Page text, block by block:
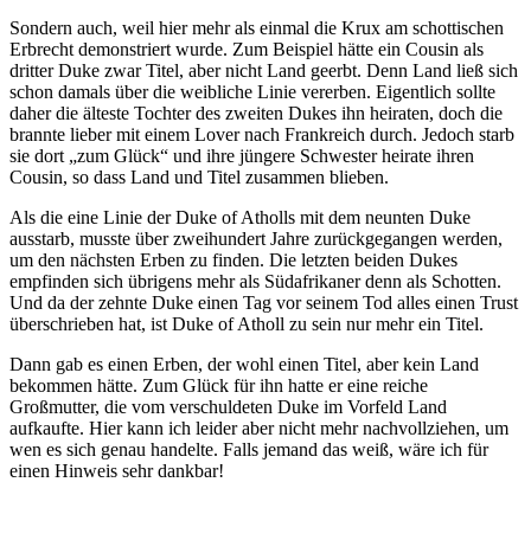
Sondern auch, weil hier mehr als einmal die Krux am schottischen
Erbrecht demonstriert wurde. Zum Beispiel hätte ein Cousin als
dritter Duke zwar Titel, aber nicht Land geerbt. Denn Land ließ sich
schon damals über die weibliche Linie vererben. Eigentlich sollte
daher die älteste Tochter des zweiten Dukes ihn heiraten, doch die
brannte lieber mit einem Lover nach Frankreich durch. Jedoch starb
sie dort „zum Glück“ und ihre jüngere Schwester heirate ihren
Cousin, so dass Land und Titel zusammen blieben.
Als die eine Linie der Duke of Atholls mit dem neunten Duke
ausstarb, musste über zweihundert Jahre zurückgegangen werden,
um den nächsten Erben zu finden. Die letzten beiden Dukes
empfinden sich übrigens mehr als Südafrikaner denn als Schotten.
Und da der zehnte Duke einen Tag vor seinem Tod alles einen Trust
überschrieben hat, ist Duke of Atholl zu sein nur mehr ein Titel.
Dann gab es einen Erben, der wohl einen Titel, aber kein Land
bekommen hätte. Zum Glück für ihn hatte er eine reiche
Großmutter, die vom verschuldeten Duke im Vorfeld Land
aufkaufte. Hier kann ich leider aber nicht mehr nachvollziehen, um
wen es sich genau handelte. Falls jemand das weiß, wäre ich für
einen Hinweis sehr dankbar!